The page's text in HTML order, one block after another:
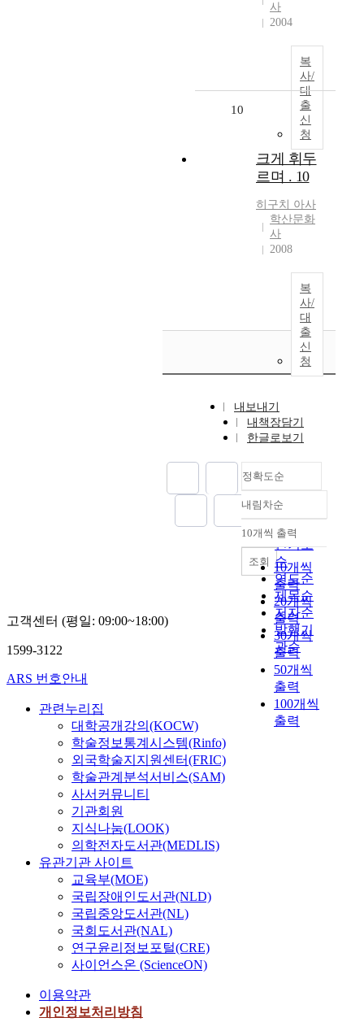
사
2004
복
사/
대
출
신
청
10
크게 휘두
르며 . 10
히구치
아사
학산문화
사
2008
복
사/
대
출
신
청
내보내기
내책장담기
한글로보기
정확도순
정확도
순
인기도
순
연도순
제목순
저자순
발행기
관순
내림차순
내림차순
10개씩 출력
10개씩
출력
20개씩
출력
30개씩
출력
50개씩
출력
100개씩
출력
조회
고객센터 (평일: 09:00~18:00)
1599-3122
ARS 번호안내
관련누리집
대학공개강의(KOCW)
학술정보통계시스템(Rinfo)
외국학술지지원센터(FRIC)
학술관계분석서비스(SAM)
사서커뮤니티
기관회원
지식나눔(LOOK)
의학전자도서관(MEDLIS)
유관기관 사이트
교육부(MOE)
국립장애인도서관(NLD)
국립중앙도서관(NL)
국회도서관(NAL)
연구윤리정보포털(CRE)
사이언스온 (ScienceON)
이용약관
개인정보처리방침